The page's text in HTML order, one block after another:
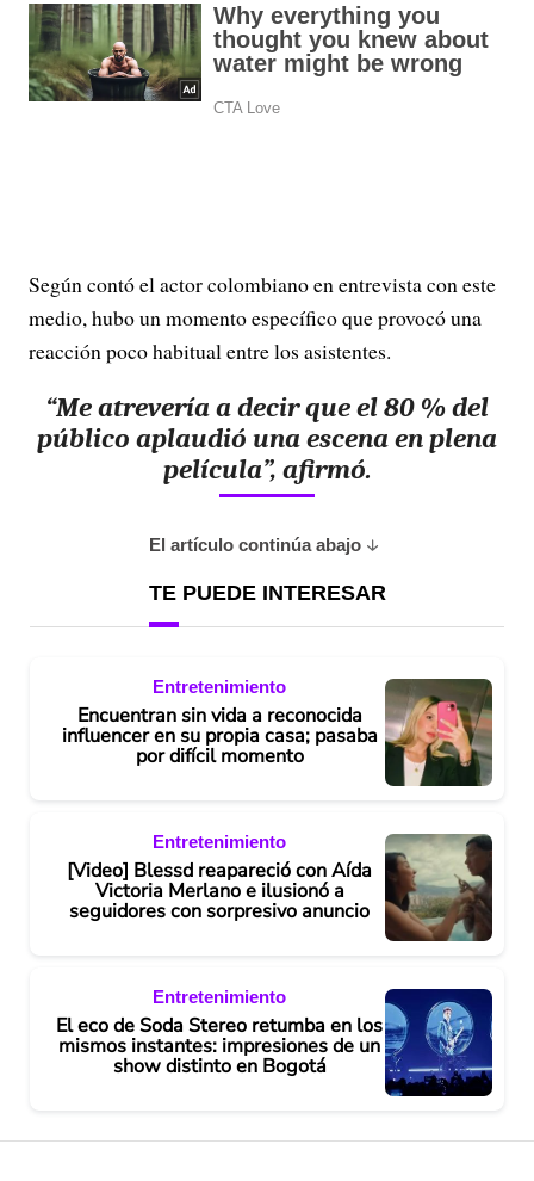
Según contó el actor colombiano en entrevista con este
medio, hubo un momento específico que provocó una
reacción poco habitual entre los asistentes.
“Me atrevería a decir que el 80 % del
público aplaudió una escena en plena
película”, afirmó.
El artículo continúa abajo
TE PUEDE INTERESAR
Entretenimiento
Encuentran sin vida a reconocida
influencer en su propia casa; pasaba
por difícil momento
Entretenimiento
[Video] Blessd reapareció con Aída
Victoria Merlano e ilusionó a
seguidores con sorpresivo anuncio
Entretenimiento
El eco de Soda Stereo retumba en los
mismos instantes: impresiones de un
show distinto en Bogotá